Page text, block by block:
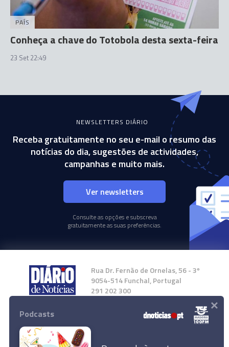
PAÍS
Conheça a chave do Totobola desta sexta-feira
23 Set 22:49
NEWSLETTERS DIÁRIO
Receba gratuitamente no seu e-mail o resumo das
notícias do dia, sugestões de actividades,
campanhas e muito mais.
Ver newsletters
Consulte as opções e subscreva
gratuitamente as suas preferências.
Rua Dr. Fernão de Ornelas, 56 - 3º
9054-514 Funchal, Portugal
291 202 300
Instale a nossa App
Podcasts ×